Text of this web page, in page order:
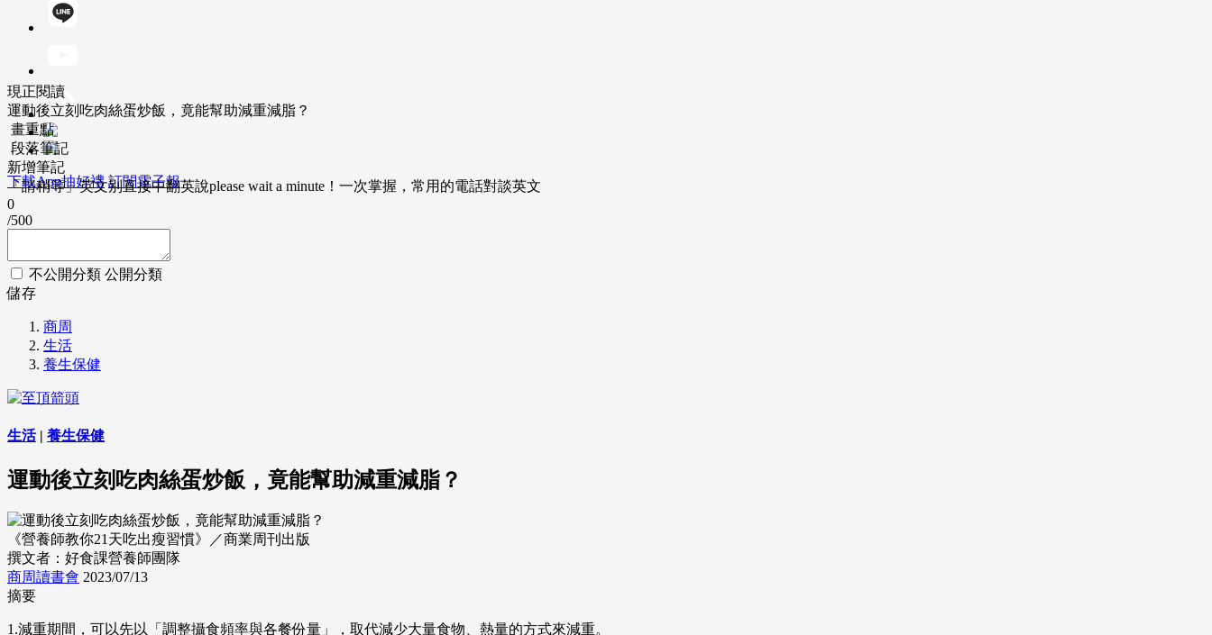
下載App抽好禮 訂閱電子報
現正閱讀
運動後立刻吃肉絲蛋炒飯，竟能幫助減重減脂？
畫重點
段落筆記
新增筆記
「請稍等」英文別直接中翻英說please wait a minute！一次掌握，常用的電話對談英文
0
/500
不公開分類 公開分類
儲存
商周
生活
養生保健
生活| 養生保健
運動後立刻吃肉絲蛋炒飯，竟能幫助減重減脂？
《營養師教你21天吃出瘦習慣》／商業周刊出版
撰文者：好食課營養師團隊
商周讀書會 2023/07/13
摘要
1.減重期間，可以先以「調整攝食頻率與各餐份量」，取代減少大量食物、熱量的方式來減重。